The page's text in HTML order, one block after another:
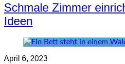
Schmale Zimmer
Ideen
April 6, 2023